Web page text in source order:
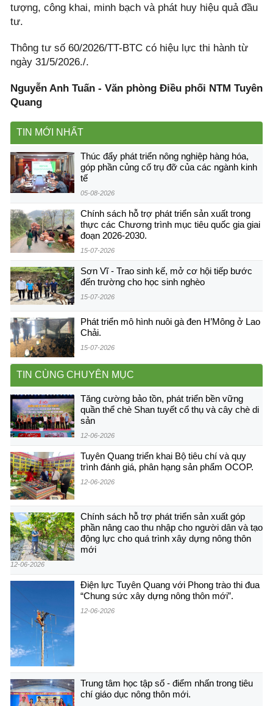
tượng, công khai, minh bạch và phát huy hiệu quả đầu
tư.
Thông tư số 60/2026/TT-BTC có hiệu lực thi hành từ
ngày 31/5/2026./.
Nguyễn Anh Tuấn - Văn phòng Điều phối NTM Tuyên
Quang
TIN MỚI NHẤT
Thúc đẩy phát triển nông nghiệp hàng hóa,
góp phần củng cố trụ đỡ của các ngành kinh
tế
05-08-2026
Chính sách hỗ trợ phát triển sản xuất trong
thực các Chương trình mục tiêu quốc gia giai
đoạn 2026-2030.
15-07-2026
Sơn Vĩ - Trao sinh kế, mở cơ hội tiếp bước
đến trường cho học sinh nghèo
15-07-2026
Phát triển mô hình nuôi gà đen H’Mông ở Lao
Chải.
15-07-2026
TIN CÙNG CHUYÊN MỤC
Tăng cường bảo tồn, phát triển bền vững
quần thể chè Shan tuyết cổ thụ và cây chè di
sản
12-06-2026
Tuyên Quang triển khai Bộ tiêu chí và quy
trình đánh giá, phân hạng sản phẩm OCOP.
12-06-2026
Chính sách hỗ trợ phát triển sản xuất góp
phần nâng cao thu nhập cho người dân và tạo
động lực cho quá trình xây dựng nông thôn
mới
12-06-2026
Điện lực Tuyên Quang với Phong trào thi đua
“Chung sức xây dựng nông thôn mới”.
12-06-2026
Trung tâm học tập số - điểm nhấn trong tiêu
chí giáo dục nông thôn mới.